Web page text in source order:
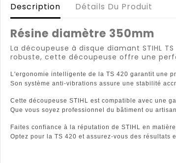
Description Détails Du Produit
Résine diamètre 350mm
La découpeuse à disque diamant STIHL
robuste, cette découpeuse offre une
L'ergonomie intelligente de la TS 420 garantit une
Son système anti-vibrations assure une stabilité
Cette découpeuse STIHL est compatible avec une
Que vous soyez professionnel du bâtiment ou
Faites confiance à la réputation de STIHL en
Optez pour la TS 420 et assurez-vous des résultats